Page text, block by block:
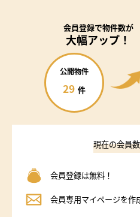
会員登録で物件数が
大幅アップ！
公開物件
29 件
現在の会員数
会員登録は無料！
会員専用マイページを作